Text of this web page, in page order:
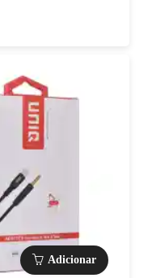
Adicionar